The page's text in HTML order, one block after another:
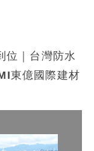
位｜台灣防水
東億國際建材